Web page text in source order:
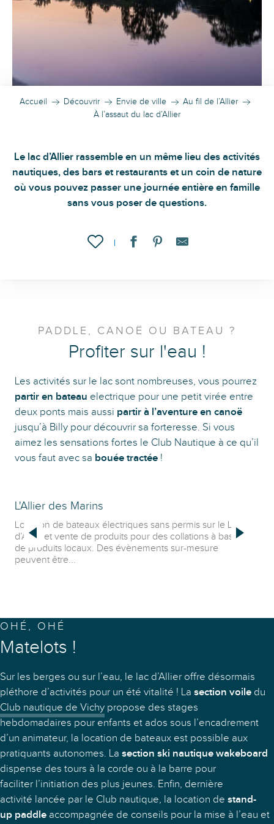
Accueil Découvrir Envie de ville
Au fil de l’Allier
À l’assaut du lac d’Allier
Le lac d’Allier rassemble en un même lieu des activités
nautiques, des bars et restaurants et un coin de nature
où vous pouvez passer une journée entière en famille
sans vous poser de questions.
Ajouter aux favoris
PADDLE, CANOË OU BATEAU ?
Profiter sur l'eau !
Les activités sur le lac sont nombreuses, vous pourrez
partir en bateau electrique pour une petit virée entre
deux ponts mais aussi partir à l’aventure en canoë
jusqu’à Billy pour découvrir sa forteresse. Si vous
aimez les sensations fortes le Club Nautique à ce qu’il
vous faut avec sa bouée tractée !
L'Allier des Marins
Location de bateaux électriques sans permis sur le Lac
d’Allier et vente de produits pour des collations à base
de produits locaux. Des évènements sur-mesure
peuvent être...
OHÉ, OHÉ
Matelots !
Sur les berges ou sur l’eau, le lac d’Allier offre désormais
pléthore d’activités pour un été vitalité ! La section voile du
Club nautique de Vichy propose des stages
hebdomadaires pour enfants et ados sous l’encadrement
d’un animateur, la location de bateaux est possible aux
pratiquants autonomes. La section ski nautique wakeboard
dispense des tours à la corde ou à la barre pour
faciliter l’initiation des plus jeunes. Enfin, dernière
activité lancée par le Club nautique, la location de stand-
up paddle accompagnée de conseils pour la mise à l’eau et